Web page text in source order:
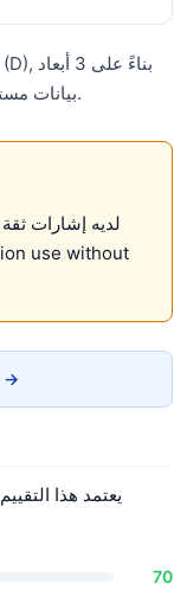
بيانات مستقلة. أقل.
تقرير الخصوصية →
70